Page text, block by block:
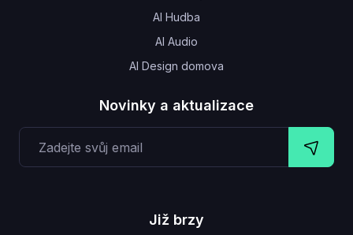
AI Hudba
AI Audio
AI Design domova
Novinky a aktualizace
Již brzy